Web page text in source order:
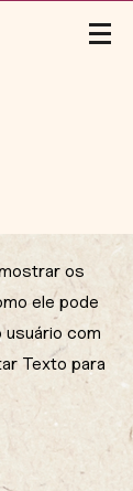
os
ele pode
usuário com
Texto para